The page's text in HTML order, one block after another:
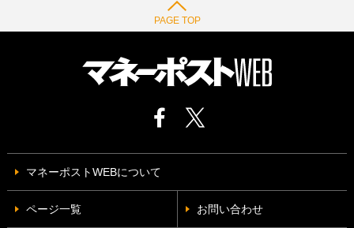
PAGE TOP
マネーポストWEBについて
ページ一覧 お問い合わせ